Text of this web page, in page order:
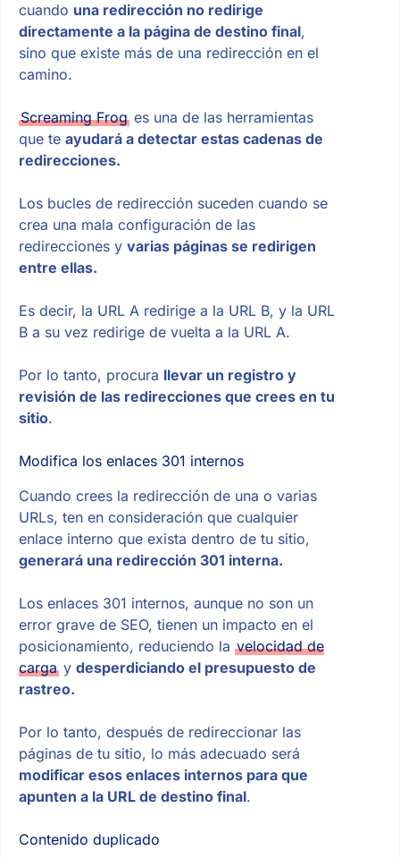
cuando una redirección no redirige
directamente a la página de destino final,
sino que existe más de una redirección en el
camino.
Screaming Froges una de las herramientas
que te ayudará a detectar estas cadenas de
redirecciones.
Los bucles de redirección suceden cuando se
crea una mala configuración de las
redirecciones y varias páginas se redirigen
entre ellas.
Es decir, la URL A redirige a la URL B, y la URL
B a su vez redirige de vuelta a la URL A.
Por lo tanto, procura llevar un registro y
revisión de las redirecciones que crees en tu
sitio.
Modifica los enlaces 301 internos
Cuando crees la redirección de una o varias
URLs, ten en consideración que cualquier
enlace interno que exista dentro de tu sitio,
generará una redirección 301 interna.
Los enlaces 301 internos, aunque no son un
error grave de SEO, tienen un impacto en el
posicionamiento, reduciendo la velocidad de
cargay desperdiciando el presupuesto de
rastreo.
Por lo tanto, después de redireccionar las
páginas de tu sitio, lo más adecuado será
modificar esos enlaces internos para que
apunten a la URL de destino final.
Contenido duplicado